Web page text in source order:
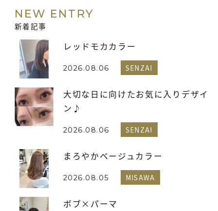
NEW ENTRY
新着記事
レッドモカカラー
2026.08.06 SENZAI
大切な日に向けたお気に入りデザイ
ン♪
2026.08.06 SENZAI
まろやかベージュカラー
2026.08.05 MISAWA
ボブ×パーマ